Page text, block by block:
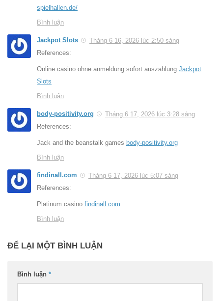
spielhallen.de/
Bình luận
Jackpot Slots
Tháng 6 16, 2026 lúc 2:50 sáng
References:
Online casino ohne anmeldung sofort auszahlung Jackpot
Slots
Bình luận
body-positivity.org
Tháng 6 17, 2026 lúc 3:28 sáng
References:
Jack and the beanstalk games body-positivity.org
Bình luận
findinall.com
Tháng 6 17, 2026 lúc 5:07 sáng
References:
Platinum casino findinall.com
Bình luận
ĐỂ LẠI MỘT BÌNH LUẬN
Bình luận *